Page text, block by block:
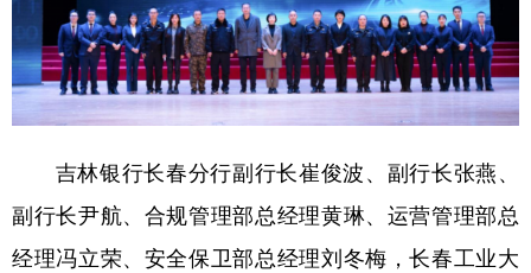
地方频道
北京 天津 山西
辽宁 吉林 上海 江苏
浙江 安徽 福建 江西
山东 河南 湖北 湖南
吉林银行长春分行副行长崔俊波、副行长张燕、
副行长尹航、合规管理部总经理黄琳、运营管理部总
经理冯立荣、安全保卫部总经理刘冬梅，长春工业大